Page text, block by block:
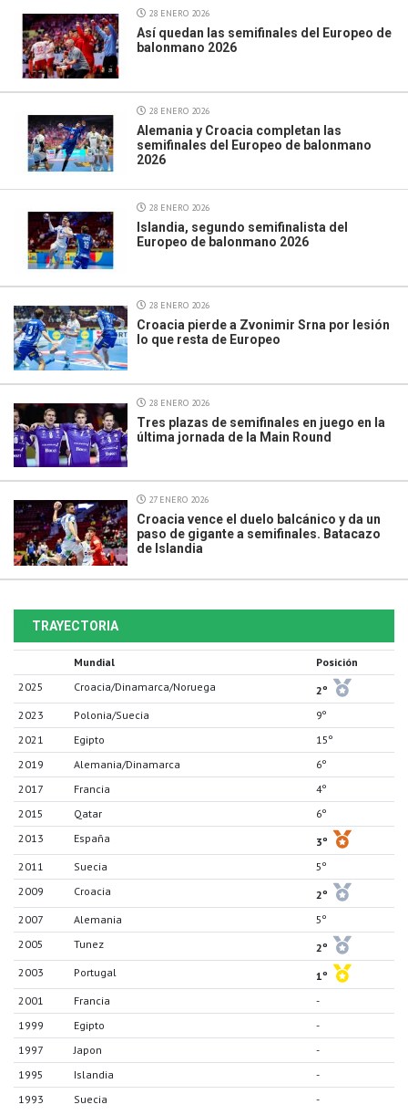
28 ENERO 2026
Así quedan las semifinales del Europeo de
balonmano 2026
28 ENERO 2026
Alemania y Croacia completan las
semifinales del Europeo de balonmano
2026
28 ENERO 2026
Islandia, segundo semifinalista del
Europeo de balonmano 2026
28 ENERO 2026
Croacia pierde a Zvonimir Srna por lesión
lo que resta de Europeo
28 ENERO 2026
Tres plazas de semifinales en juego en la
última jornada de la Main Round
27 ENERO 2026
Croacia vence el duelo balcánico y da un
paso de gigante a semifinales. Batacazo
de Islandia
TRAYECTORIA
Mundial
Posición
2025
Croacia/Dinamarca/Noruega
2º
2023
Polonia/Suecia
9º
2021
Egipto
15º
2019
Alemania/Dinamarca
6º
2017
Francia
4º
2015
Qatar
6º
2013
España
3º
2011
Suecia
5º
2009
Croacia
2º
2007
Alemania
5º
2005
Tunez
2º
2003
Portugal
1º
2001
Francia
-
1999
Egipto
-
1997
Japon
-
1995
Islandia
-
1993
Suecia -